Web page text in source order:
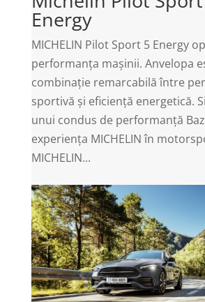
Energy
MICHELIN Pilot Sport 5 Energy
performanța mașinii. Anvelopa
combinație remarcabilă între
sportivă și eficiență energetică.
unui condus de performanță
experiența MICHELIN în
MICHELIN...